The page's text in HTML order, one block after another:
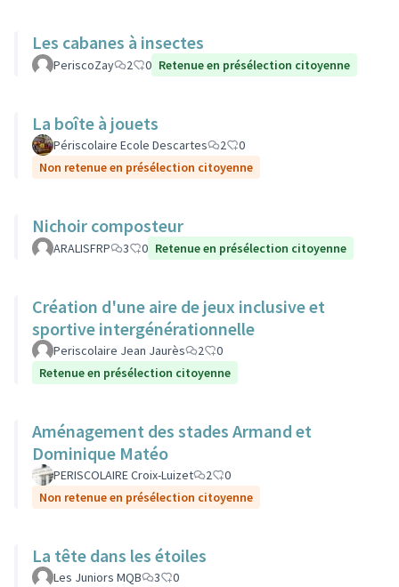
Les cabanes à insectes
PeriscoZay 2 0 Retenue en présélection citoyenne
La boîte à jouets
Périscolaire Ecole Descartes 2
0
Non retenue en présélection citoyenne
Nichoir composteur
ARALISFRP 3 0 Retenue en présélection citoyenne
Création d'une aire de jeux inclusive et
sportive intergénérationnelle
Periscolaire Jean Jaurès 2
0
Retenue en présélection citoyenne
Aménagement des stades Armand et
Dominique Matéo
PERISCOLAIRE Croix-Luizet 2
0
Non retenue en présélection citoyenne
La tête dans les étoiles
Les Juniors MQB 3 0